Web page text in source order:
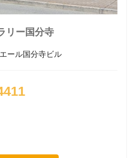
リー国分寺
ール国分寺ビル